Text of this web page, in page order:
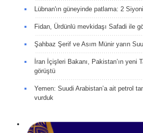
Lübnan'ın güneyinde patlama: 2
Fidan, Ürdünlü mevkidaşı Safadi ile
Şahbaz Şerif ve Asım Münir yarın
İran İçişleri Bakanı, Pakistan’ın yeni
görüştü
Yemen: Suudi Arabistan’a ait petrol
vurduk